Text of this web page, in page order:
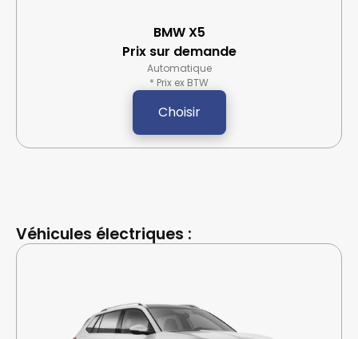
BMW X5
Prix ​​sur demande
Automatique
* Prix ex BTW
Choisir
Véhicules électriques :